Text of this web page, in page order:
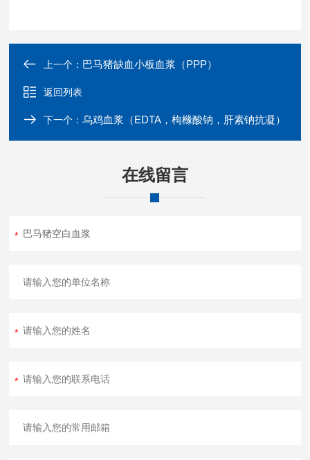
上一个： 巴马猪缺血小板血浆（PPP）
返回列表
下一个：乌鸡血浆（EDTA，枸橼酸钠，肝素钠抗凝）
在线留言